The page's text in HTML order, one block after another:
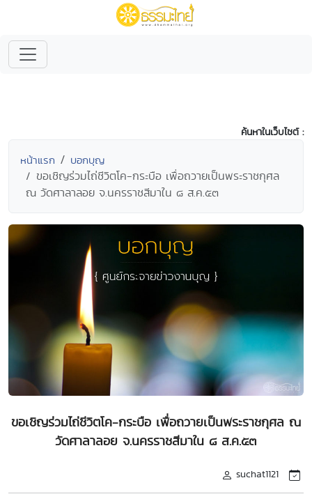
ค้นหาในเว็บไซต์ :
หน้าแรก บอกบุญ
ขอเชิญร่วมไถ่ชีวิตโค-กระบือ เพื่อถวายเป็นพระราชกุศล
ณ วัดศาลาลอย จ.นครราชสีมาใน ๘ ส.ค.๕๓
ขอเชิญร่วมไถ่ชีวิตโค-กระบือ เพื่อถวายเป็นพระราชกุศล ณ
วัดศาลาลอย จ.นครราชสีมาใน ๘ ส.ค.๕๓
suchat1121